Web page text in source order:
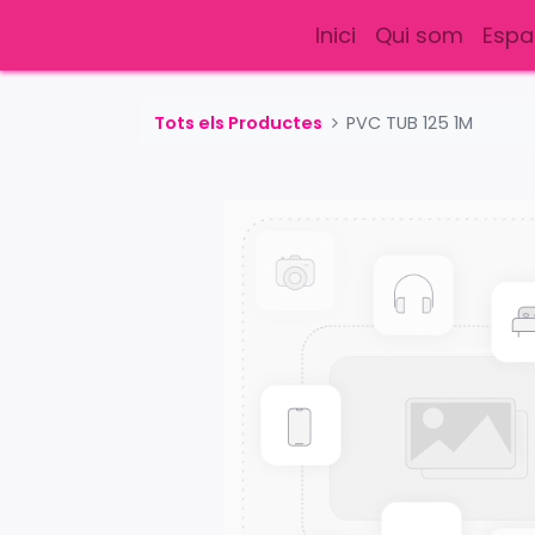
Inici Qui som
Tots els Productes PVC TUB 125 1M